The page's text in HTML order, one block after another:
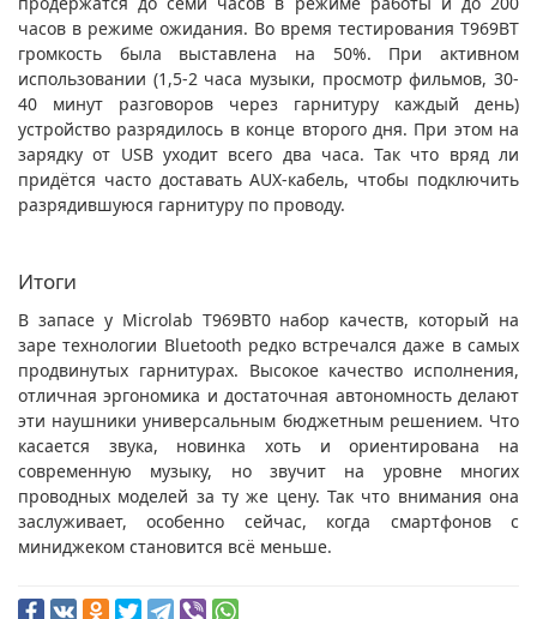
часов в режиме ожидания. Во время тестирования T969BT
громкость была выставлена на 50%. При активном
использовании (1,5-2 часа музыки, просмотр фильмов, 30-
40 минут разговоров через гарнитуру каждый день)
устройство разрядилось в конце второго дня. При этом на
зарядку от USB уходит всего два часа. Так что вряд ли
придётся часто доставать AUX-кабель, чтобы подключить
разрядившуюся гарнитуру по проводу.
Итоги
В запасе у Microlab T969BT0 набор качеств, который на
заре технологии Bluetooth редко встречался даже в самых
продвинутых гарнитурах. Высокое качество исполнения,
отличная эргономика и достаточная автономность делают
эти наушники универсальным бюджетным решением. Что
касается звука, новинка хоть и ориентирована на
современную музыку, но звучит на уровне многих
проводных моделей за ту же цену. Так что внимания она
заслуживает, особенно сейчас, когда смартфонов с
миниджеком становится всё меньше.